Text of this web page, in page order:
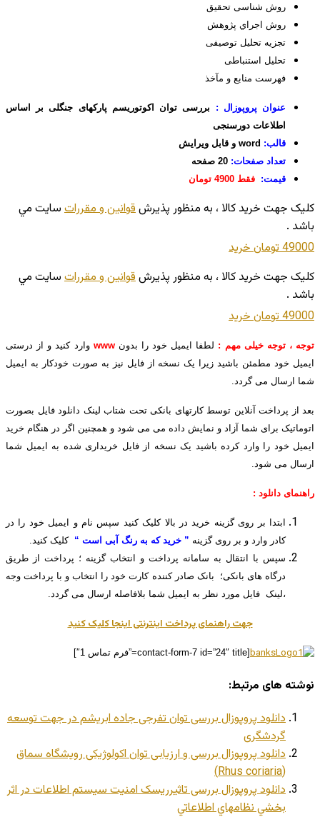
روش­ شناسی تحقیق
روش اجراي پژوهش
تجزیه تحلیل توصیفی
تحلیل استنباطی
فهرست منابع و مآخذ
عنوان پروپوزال : بررسی توان اکوتوریسم پارکهای جنگلی بر اساس
اطلاعات دورسنجی
قالب:
تعداد صفحات:
قیمت: فقط 4900 تومان
کليک جهت خريد کالا ، به منظور پذيرشقوانين و مقررات سايت مي
باشد .
49000 تومان
خريد
کليک جهت خريد کالا ، به منظور پذيرشقوانين و مقررات سايت مي
باشد .
49000 تومان
خريد
توجه ، توجه خیلی مهم : لطفا ایمیل خود را بدون www وارد کنید و از درستی
ایمیل خود مطمئن باشید زیرا یک نسخه از فایل نیز به صورت خودکار به ایمیل
شما ارسال می گردد.
بعد از پرداخت آنلاین توسط کارتهای بانکی تحت شتاب لینک دانلود فایل بصورت
اتوماتیک برای شما آزاد و نمایش داده می می شود و همچنین اگر در هنگام خرید
ایمیل خود را وارد کرده باشید یک نسخه از فایل خریداری شده به ایمیل شما
ارسال می شود.
راهنمای دانلود :
ابتدا بر روی گزینه خرید در بالا کلیک کنید سپس نام و ایمیل خود را در
کادر وارد و بر روی گزینه ” خرید که به رنگ آبی است “ کلیک کنید.
سپس با انتقال به سامانه پرداخت و انتخاب گزینه ؛ پرداخت از طریق
درگاه های بانکی؛ بانک صادر کننده کارت خود را انتخاب و با پرداخت وجه
،لینک فایل مورد نظر به ایمیل شما بلافاصله ارسال می گردد.
جهت راهنمای پرداخت اینترنتی اینجا کلیک کنید
[contact-form-7 id=”24″ title=”فرم تماس 1″]
نوشته های مرتبط:
دانلود پروپوزال بررسی توان تفرجی جاده ابریشم در جهت توسعه
گردشگری
دانلود پروپوزال بررسی و ارزیابی توان اکولوژیکی رویشگاه سماق
(Rhus coriaria)
دانلود پروپوزال بررسی تاثیرریسک امنيت سیستم اطلاعات در اثر
بخشي نظامهاي اطلاعاتي